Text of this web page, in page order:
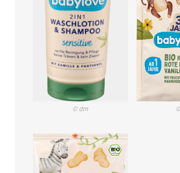
© dm